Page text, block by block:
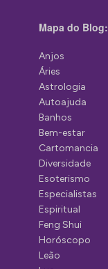
Mapa do Blog:
Anjos
Áries
Astrologia
Autoajuda
Banhos
Bem-estar
Cartomancia
Diversidade
Esoterismo
Especialistas
Espiritual
Feng Shui
Horóscopo
Leão